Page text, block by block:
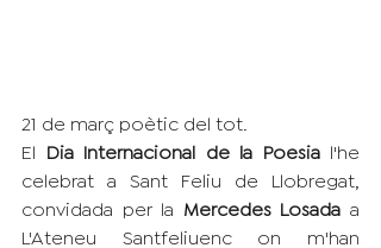
21 de març poètic del tot.
El Dia Internacional de la Poesia l'he
celebrat a Sant Feliu de Llobregat,
convidada per la Mercedes Losada a
L'Ateneu Santfeliuenc on m'han